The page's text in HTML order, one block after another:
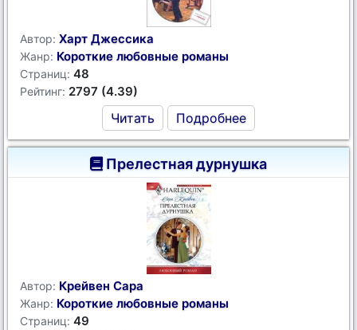
Автор: Харт Джессика
Жанр: Короткие любовные романы
Страниц: 48
Рейтинг: 2797 (4.39)
Читать Подробнее
Прелестная дурнушка
Автор: Крейвен Сара
Жанр: Короткие любовные романы
Страниц: 49